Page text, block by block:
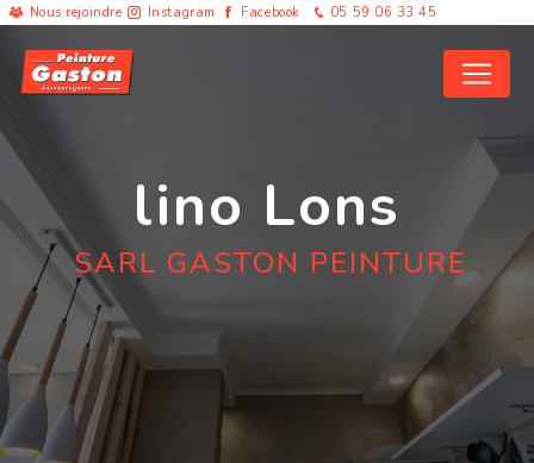
Nous rejoindre Instagram Facebook 05 59 06 33 45
lino Lons
SARL GASTON PEINTURE
Panneau de gestion des cookies